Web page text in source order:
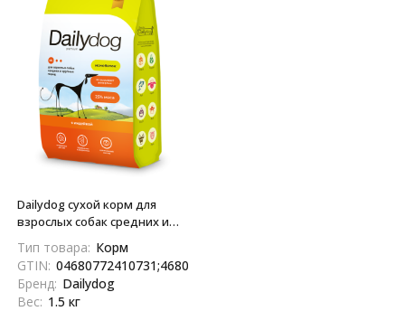
Dailydog сухой корм для
взрослых собак средних и
1,5 кг
Тип товара: Корм
GTIN: 04680772410731;4680772410731
Бренд: Dailydog
Вес: 1.5 кг